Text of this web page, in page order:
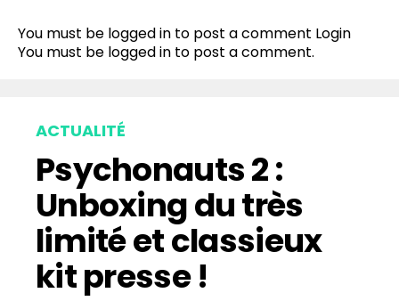
You must be logged in to post a comment Login
You must be logged in to post a comment.
ACTUALITÉ
Psychonauts 2 :
Unboxing du très
limité et classieux
kit presse !